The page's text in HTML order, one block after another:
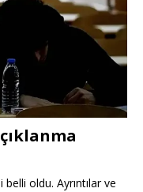
belli oldu. Ayrıntılar ve